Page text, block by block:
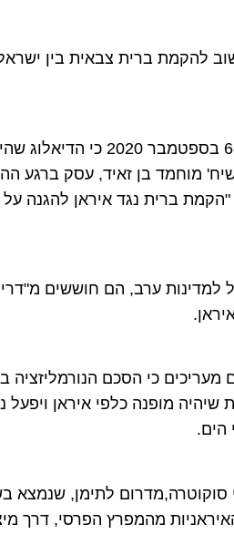
להקמת ברית צבאית בין ישראל
שר החוץ האמריקני לשעבר מייק פומפיאו אמר
מוחמד בן זאיד, עסק ברגע
ברית נגד איראן להגנה
למדינות ערב, הם חוששים
כי הסכם הנורמליזציה
מופנה כלפי איראן ויפעל
הים.
לתימן, שנמצא
מהמפרץ הפרסי, דרך